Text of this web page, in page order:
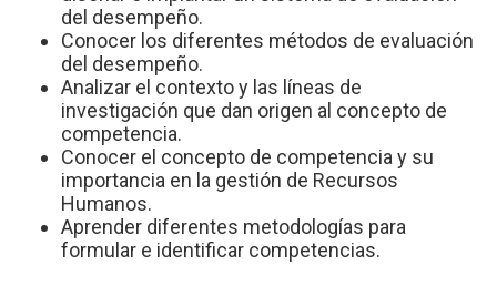
del desempeño.
Conocer los diferentes métodos de evaluación
del desempeño.
Analizar el contexto y las líneas de
investigación que dan origen al concepto de
competencia.
Conocer el concepto de competencia y su
importancia en la gestión de Recursos
Humanos.
Aprender diferentes metodologías para
formular e identificar competencias.